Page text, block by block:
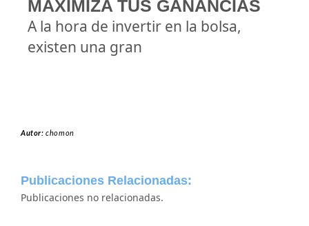
MAXIMIZA TUS GANANCIAS
A la hora de invertir en la bolsa,
existen una gran
Autor:chomon
Publicaciones Relacionadas:
Publicaciones no relacionadas.